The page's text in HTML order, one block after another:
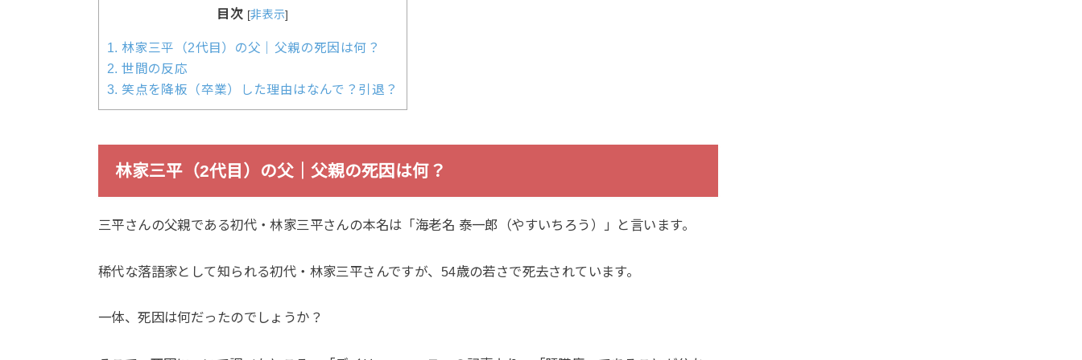
目次 [非表示]
1. 林家三平（2代目）の父｜父親の死因は何？
2. 世間の反応
3. 笑点を降板（卒業）した理由はなんで？引退？
林家三平（2代目）の父｜父親の死因は何？
三平さんの父親である初代・林家三平さんの本名は「海老名 泰一郎（やすいちろう）」と言います。
稀代な落語家として知られる初代・林家三平さんですが、54歳の若さで死去されています。
一体、死因は何だったのでしょうか？